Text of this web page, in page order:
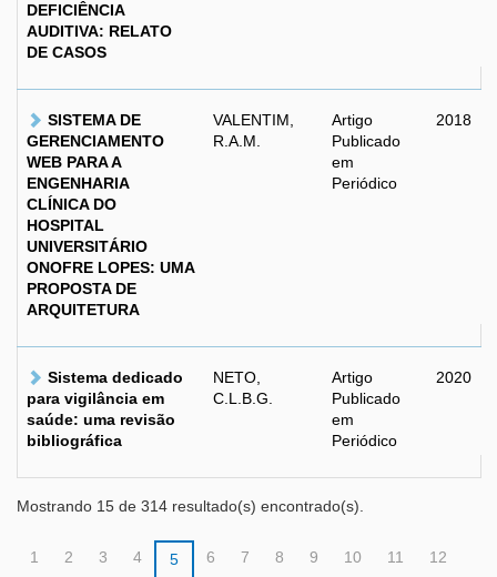
DEFICIÊNCIA
AUDITIVA: RELATO
DE CASOS
SISTEMA DE
GERENCIAMENTO
WEB PARA A
ENGENHARIA
CLÍNICA DO
HOSPITAL
UNIVERSITÁRIO
ONOFRE LOPES: UMA
PROPOSTA DE
ARQUITETURA
VALENTIM,
R.A.M.
Artigo
Publicado
em
Periódico
2018
Sistema dedicado
para vigilância em
saúde: uma revisão
bibliográfica
NETO,
C.L.B.G.
Artigo
Publicado
em
Periódico
2020
Mostrando 15 de 314 resultado(s) encontrado(s).
1 2 3 4 5 6 7 8 9 10 11 12